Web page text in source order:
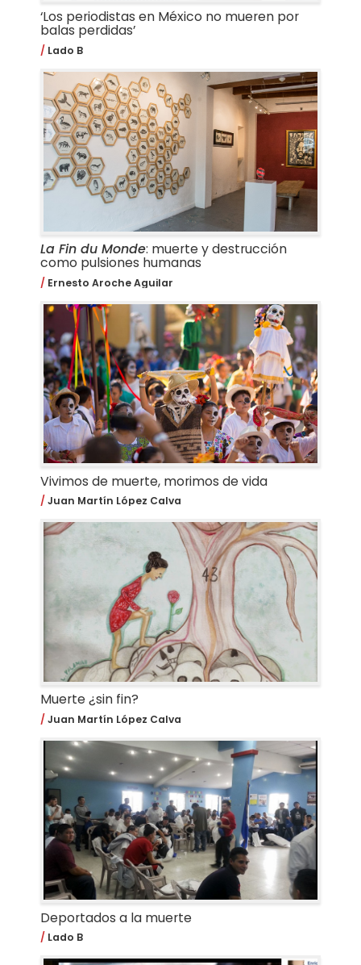
‘Los periodistas en México no mueren por
balas perdidas’
Lado B
La Fin du Monde: muerte y destrucción
como pulsiones humanas
Ernesto Aroche Aguilar
Vivimos de muerte, morimos de vida
Juan Martín López Calva
Muerte ¿sin fin?
Juan Martín López Calva
Deportados a la muerte
Lado B